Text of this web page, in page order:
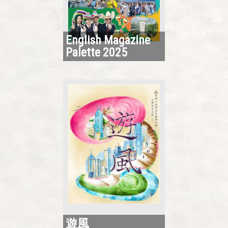
English Magazine
Palette 2025
遊風